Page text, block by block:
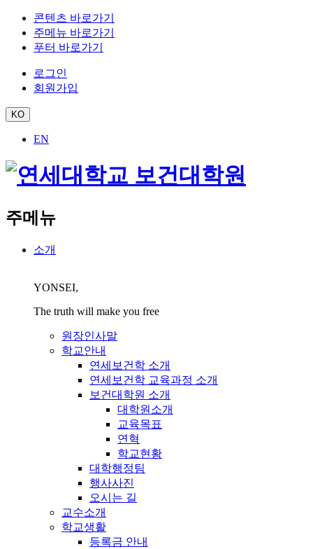
콘텐츠 바로가기
주메뉴 바로가기
푸터 바로가기
로그인
회원가입
KO
EN
주메뉴
소개
YONSEI,
The truth will make you free
원장인사말
학교안내
연세보건학 소개
연세보건학 교육과정 소개
보건대학원 소개
대학원소개
교육목표
연혁
학교현황
대학행정팀
행사사진
오시는 길
교수소개
학교생활
등록금 안내